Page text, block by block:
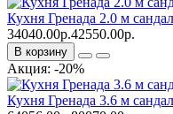
Кухня Гренада 2.0 м
34040.00р.42550.00р.
В корзину
Акция: -20%
Кухня Гренада 3.6 м сандал